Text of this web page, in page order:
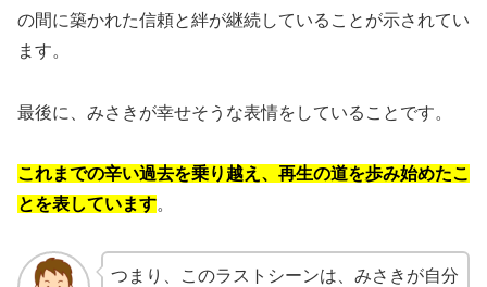
の間に築かれた信頼と絆が継続していることが示されてい
ます。
最後に、みさきが幸せそうな表情をしていることです。
これまでの辛い過去を乗り越え、再生の道を歩み始めたこ
とを表しています。
つまり、このラストシーンは、みさきが自分